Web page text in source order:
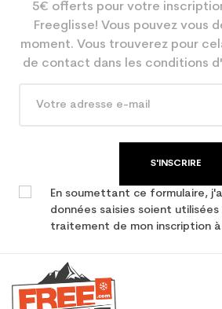
5€ offerts pour votre
Freeglisse! Vous pouvez vous
moment. Vous trouverez pour
de contact dans les conditions
S'INSCRIRE
En soumettant ce formulaire,
données saisies soient
traitement de mon inscription